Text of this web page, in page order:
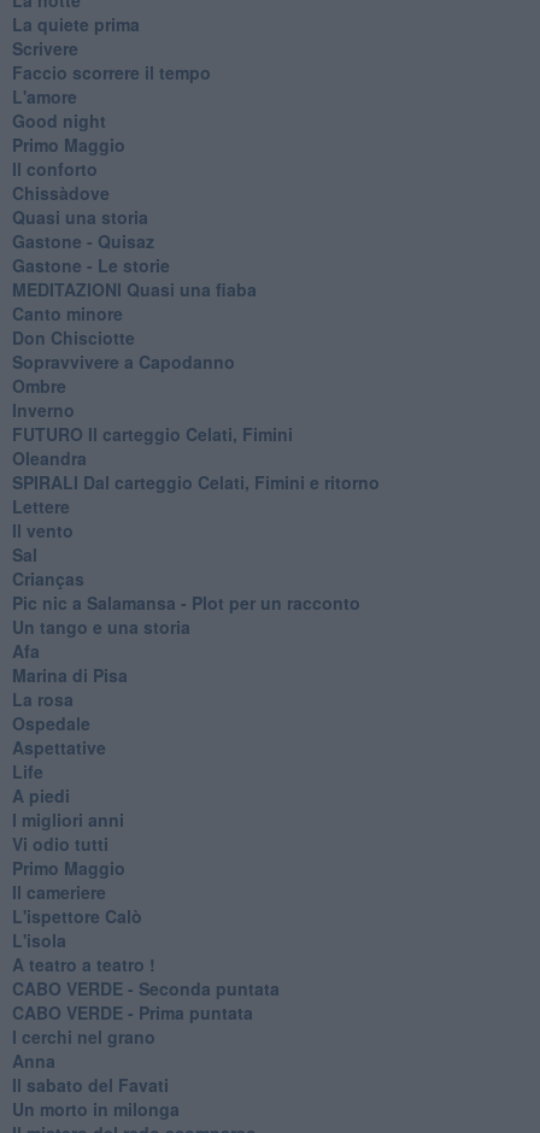
La quiete prima
Scrivere
Faccio scorrere il tempo
L'amore
Good night
Primo Maggio
Il conforto
Chissàdove
Quasi una storia
Gastone - Quisaz
Gastone - Le storie
MEDITAZIONI Quasi una fiaba
Canto minore
Don Chisciotte
Sopravvivere a Capodanno
Ombre
Inverno
FUTURO Il carteggio Celati, Fimini
Oleandra
SPIRALI Dal carteggio Celati, Fimini e ritorno
Lettere
Il vento
Sal
Crianças
Pic nic a Salamansa - Plot per un racconto
Un tango e una storia
Afa
Marina di Pisa
La rosa
Ospedale
Aspettative
Life
A piedi
I migliori anni
Vi odio tutti
Primo Maggio
Il cameriere
L'ispettore Calò
L'isola
A teatro a teatro !
CABO VERDE - Seconda puntata
CABO VERDE - Prima puntata
I cerchi nel grano
Anna
Il sabato del Favati
Un morto in milonga